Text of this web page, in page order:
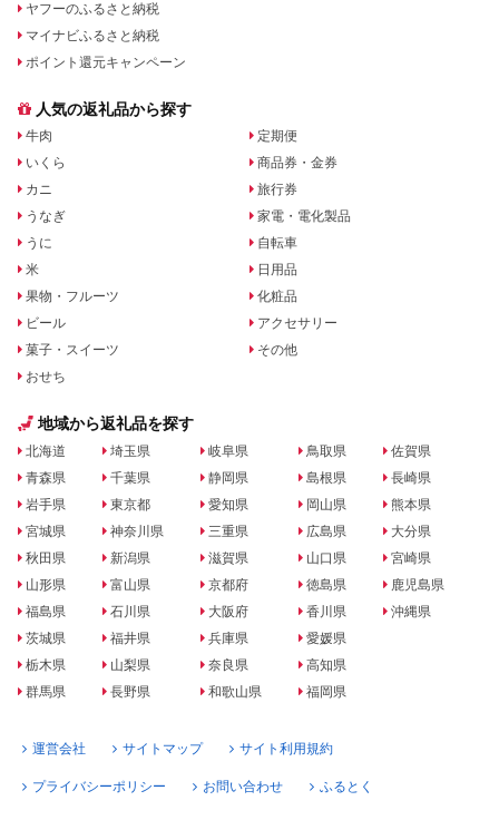
ヤフーのふるさと納税
マイナビふるさと納税
ポイント還元キャンペーン
人気の返礼品から探す
牛肉
いくら
カニ
うなぎ
うに
米
果物・フルーツ
ビール
菓子・スイーツ
おせち
定期便
商品券・金券
旅行券
家電・電化製品
自転車
日用品
化粧品
アクセサリー
その他
地域から返礼品を探す
北海道
青森県
岩手県
宮城県
秋田県
山形県
福島県
茨城県
栃木県
群馬県
埼玉県
千葉県
東京都
神奈川県
新潟県
富山県
石川県
福井県
山梨県
長野県
岐阜県
静岡県
愛知県
三重県
滋賀県
京都府
大阪府
兵庫県
奈良県
和歌山県
鳥取県
島根県
岡山県
広島県
山口県
徳島県
香川県
愛媛県
高知県
福岡県
佐賀県
長崎県
熊本県
大分県
宮崎県
鹿児島県
沖縄県
運営会社 サイトマップ サイト利用規約
プライバシーポリシー お問い合わせ ふるとく